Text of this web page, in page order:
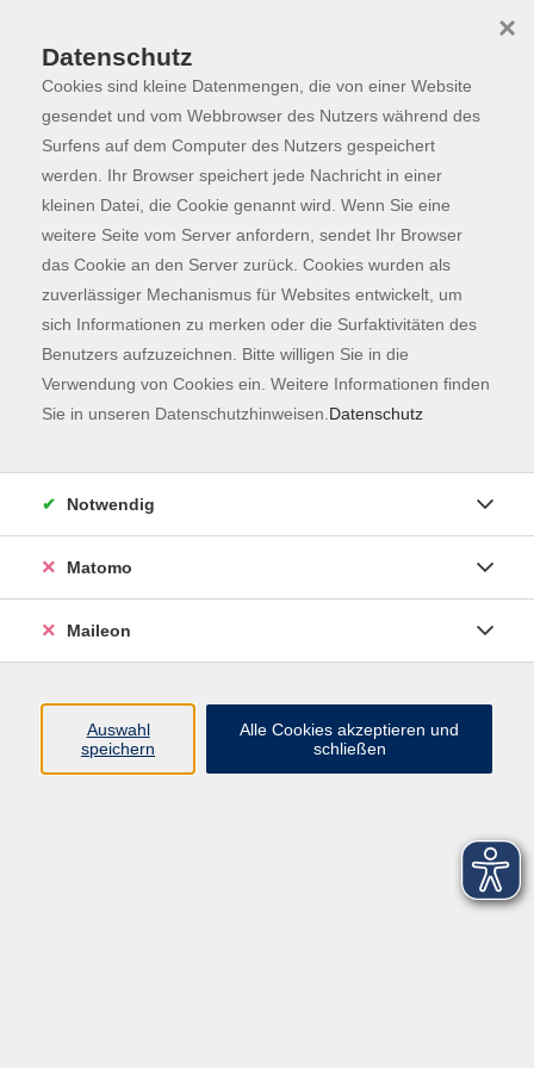
Skip to main content
Programm
Der Kurs konnte nicht gefunden werden.
Kontaktformular
Impressum
AGB
Datenschutzerklärung
Datenschutz
Cookies sind kleine Datenmengen, die von einer Website
gesendet und vom Webbrowser des Nutzers während des
Surfens auf dem Computer des Nutzers gespeichert
werden. Ihr Browser speichert jede Nachricht in einer
kleinen Datei, die Cookie genannt wird. Wenn Sie eine
weitere Seite vom Server anfordern, sendet Ihr Browser
das Cookie an den Server zurück. Cookies wurden als
zuverlässiger Mechanismus für Websites entwickelt, um
sich Informationen zu merken oder die Surfaktivitäten des
Benutzers aufzuzeichnen. Bitte willigen Sie in die
Verwendung von Cookies ein. Weitere Informationen finden
Sie in unseren Datenschutzhinweisen. Datenschutz
×
Notwendig
Matomo
Maileon
Auswahl
speichern
Alle Cookies akzeptieren und
schließen